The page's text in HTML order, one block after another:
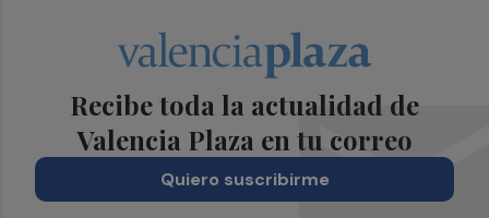
Recibe toda la actualidad de
Valencia Plaza en tu correo
Quiero suscribirme